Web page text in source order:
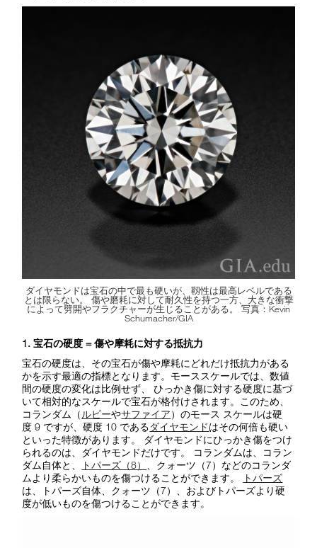
ダイヤモンドは宝石の中で最も硬いが、靱性は最高レベルである
とは限らない。 傷や磨耗に対して耐久性を持つ一方、大きな衝撃
によって劈開やフラクチャーが生じることがある。 写真：Kevin
Schumacher/GIA
1. 宝石の硬度 = 傷や摩耗に対する抵抗力
宝石の硬度は、その宝石が傷や摩耗にどれだけ抵抗力がある
かを示す最適の指標となります。モーススケールでは、数値
間の硬度の変化は比例せず、 ひっかき傷に対する硬度に基づ
いて相対的なスケールで宝石が格付けされます。このため、
コランダム（ルビーやサファイア）のモース スケールは硬
度 9 ですが、硬度 10 であるダイヤモンドはその何倍も硬い
といった特徴があります。 ダイヤモンドにひっかき傷をつけ
られるのは、ダイヤモンドだけです。 コランダムは、コラン
ダム自体と、
トパーズ（8） 、クォーツ（7）などのコランダ
ムより柔らかいものを傷つけることができます。
トパーズ
は、トパーズ自体、クォーツ（7）、およびトパーズより硬
度が低いものを傷つけることができます。